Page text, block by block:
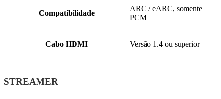
Compatibilidade
ARC / eARC, somente
PCM
Cabo HDMI Versão 1.4 ou superior
STREAMER